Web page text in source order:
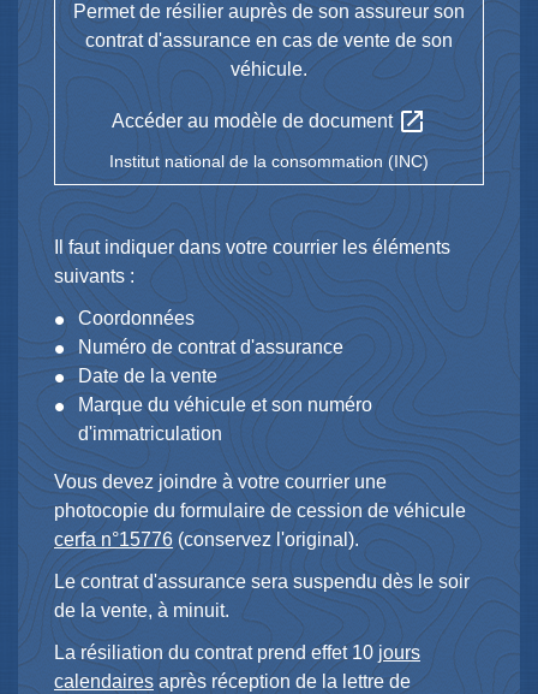
Permet de résilier auprès de son assureur son
contrat d'assurance en cas de vente de son
véhicule.
Accéder au modèle de documentopen_in_new
Institut national de la consommation (INC)
Il faut indiquer dans votre courrier les éléments
suivants :
Coordonnées
Numéro de contrat d'assurance
Date de la vente
Marque du véhicule et son numéro
d'immatriculation
Vous devez joindre à votre courrier une
photocopie du formulaire de cession de véhicule
cerfa n°15776 (conservez l'original).
Le contrat d'assurance sera suspendu dès le soir
de la vente, à minuit.
La résiliation du contrat prend effet 10 jours
calendaires après réception de la lettre de